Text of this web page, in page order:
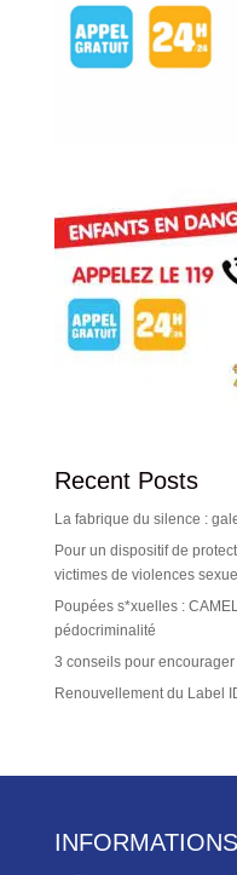
Recent Posts
La fabrique du silence :
Pour un dispositif de
victimes de violences
Poupées s*xuelles :
pédocriminalité
3 conseils pour
Renouvellement du Label
INFORMATIONS